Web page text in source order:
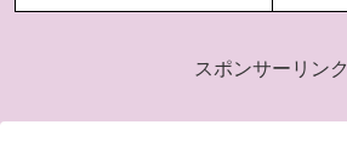
スポンサーリンク